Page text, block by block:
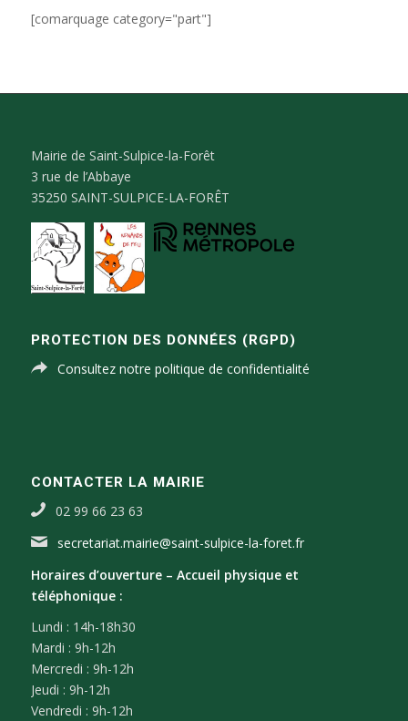
[comarquage category="part"]
Mairie de Saint-Sulpice-la-Forêt
3 rue de l’Abbaye
35250 SAINT-SULPICE-LA-FORÊT
PROTECTION DES DONNÉES (RGPD)
Consultez notre politique de confidentialité
CONTACTER LA MAIRIE
02 99 66 23 63
secretariat.mairie@saint-sulpice-la-foret.fr
Horaires d’ouverture – Accueil physique et
téléphonique :
Lundi : 14h-18h30
Mardi : 9h-12h
Mercredi : 9h-12h
Jeudi : 9h-12h
Vendredi : 9h-12h